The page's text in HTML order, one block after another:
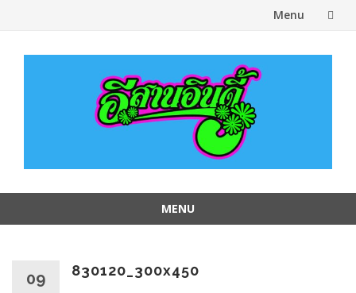
Menu
MENU
09 830120_300x450